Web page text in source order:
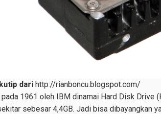
dari http://rianboncu.blogspot.com/
1961 oleh IBM dinamai Hard Disk Drive
sebesar 4,4GB. Jadi bisa dibayangkan